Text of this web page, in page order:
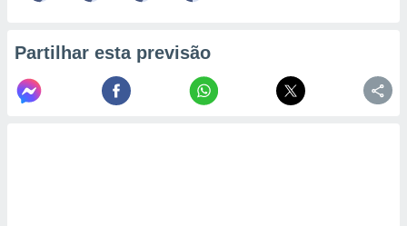
Partilhar esta previsão